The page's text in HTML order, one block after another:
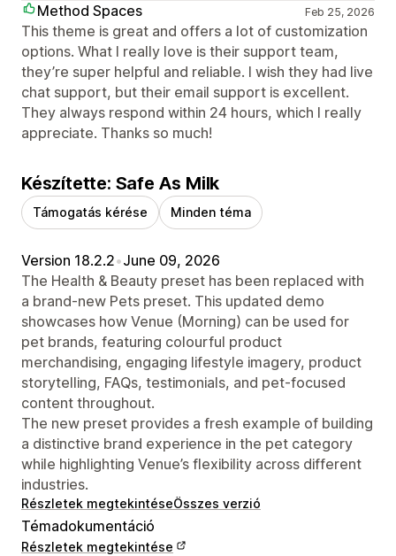
Method Spaces
Feb 25, 2026
This theme is great and offers a lot of customization
options. What I really love is their support team,
they’re super helpful and reliable. I wish they had live
chat support, but their email support is excellent.
They always respond within 24 hours, which I really
appreciate. Thanks so much!
Készítette: Safe As Milk
Támogatás kérése Minden téma
Version 18.2.2•June 09, 2026
The Health & Beauty preset has been replaced with
a brand-new Pets preset. This updated demo
showcases how Venue (Morning) can be used for
pet brands, featuring colourful product
merchandising, engaging lifestyle imagery, product
storytelling, FAQs, testimonials, and pet-focused
content throughout.
The new preset provides a fresh example of building
a distinctive brand experience in the pet category
while highlighting Venue’s flexibility across different
industries.
Részletek megtekintéseÖsszes verzió
Témadokumentáció
Részletek megtekintése